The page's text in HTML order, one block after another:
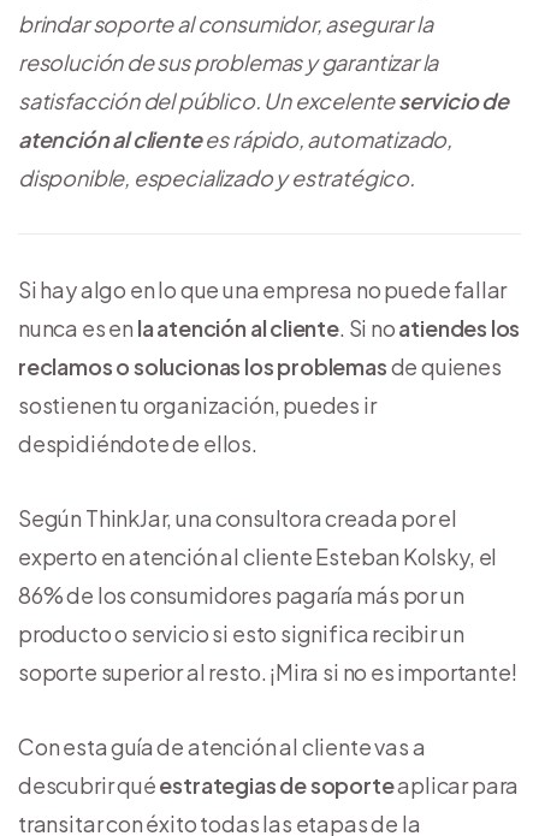
brindar soporte al consumidor, asegurar la
resolución de sus problemas y garantizar la
satisfacción del público. Un excelenteservicio de
atención al clientees rápido, automatizado,
disponible, especializado y estratégico.
Si hay algo en lo que una empresa no puede fallar
nunca es en la atención al cliente. Si noatiendes los
reclamos o solucionas los problemasde quienes
sostienen tu organización, puedes ir
despidiéndote de ellos.
Según ThinkJar, una consultora creada por el
experto en atención al cliente Esteban Kolsky, el
86% de los consumidores pagaría más por un
producto o servicio si esto significa recibir un
soporte superior al resto. ¡Mira si no es importante!
Con esta guía de atención al cliente vas a
descubrir quéestrategias de soporteaplicar para
transitar con éxito todas las etapas de la